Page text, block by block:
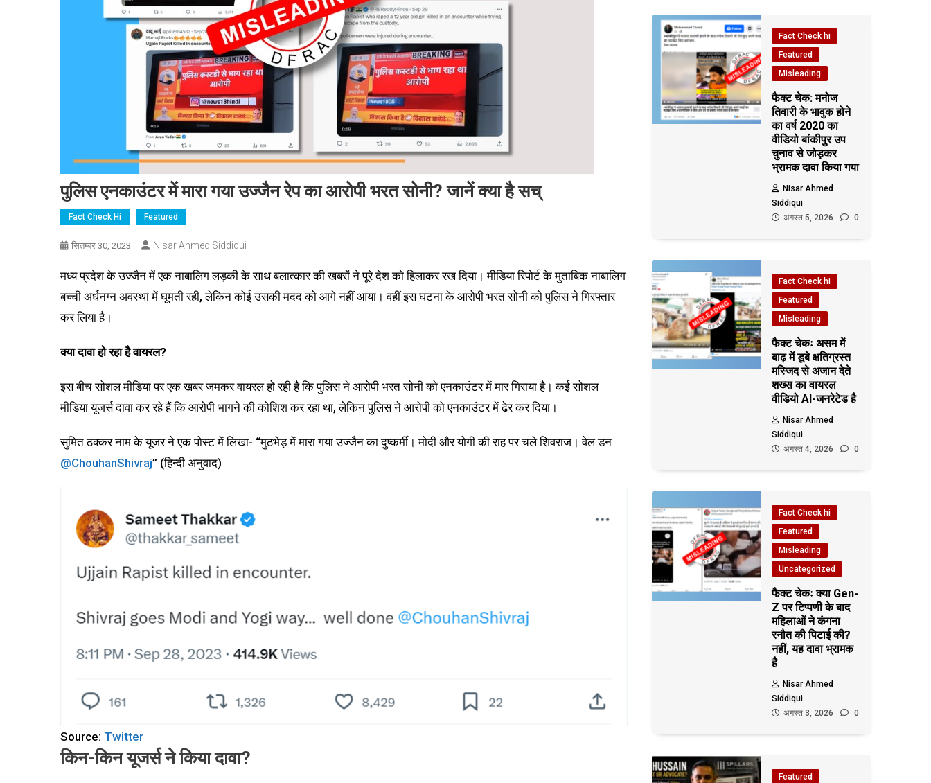
पुलिस एनकाउंटर में मारा गया उज्जैन रेप का आरोपी भरत सोनी? जानें क्या है सच्
Fact Check Hi Featured
सितम्बर 30, 2023 Nisar Ahmed Siddiqui
मध्य प्रदेश के उज्जैन में एक नाबालिग लड़की के साथ बलात्कार की खबरों ने पूरे देश को हिलाकर रख दिया। मीडिया रिपोर्ट के मुताबिक नाबालिग
बच्ची अर्धनग्न अवस्था में घूमती रही, लेकिन कोई उसकी मदद को आगे नहीं आया। वहीं इस घटना के आरोपी भरत सोनी को पुलिस ने गिरफ्तार
कर लिया है।
क्या दावा हो रहा है वायरल?
इस बीच सोशल मीडिया पर एक खबर जमकर वायरल हो रही है कि पुलिस ने आरोपी भरत सोनी को एनकाउंटर में मार गिराया है। कई सोशल
मीडिया यूजर्स दावा कर रहे हैं कि आरोपी भागने की कोशिश कर रहा था, लेकिन पुलिस ने आरोपी को एनकाउंटर में ढेर कर दिया।
सुमित ठक्कर नाम के यूजर ने एक पोस्ट में लिखा- “मुठभेड़ में मारा गया उज्जैन का दुष्कर्मी। मोदी और योगी की राह पर चले शिवराज। वेल डन
@ChouhanShivraj” (हिन्दी अनुवाद)
Source: Twitter
किन-किन यूजर्स ने किया दावा?
Fact Check hi
Featured
Misleading
फैक्ट चेक: मनोज
तिवारी के भावुक होने
का वर्ष 2020 का
वीडियो बांकीपुर उप
चुनाव से जोड़कर
भ्रामक दावा किया गया
Nisar Ahmed
Siddiqui
अगस्त 5, 2026
0
Fact Check hi
Featured
Misleading
फैक्ट चेकः असम में
बाढ़ में डूबे क्षतिग्रस्त
मस्जिद से अजान देते
शख्स का वायरल
वीडियो AI-जनरेटेड है
Nisar Ahmed
Siddiqui
अगस्त 4, 2026
0
Fact Check hi
Featured
Misleading
Uncategorized
फैक्ट चेकः क्या Gen-
Z पर टिप्पणी के बाद
महिलाओं ने कंगना
रनौत की पिटाई की?
नहीं, यह दावा भ्रामक
है
Nisar Ahmed
Siddiqui
अगस्त 3, 2026
0
Featured